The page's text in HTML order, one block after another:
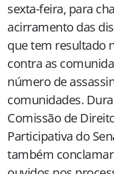
sexta-feira, para
acirramento das
que tem resultado
contra as
número de
comunidades.
Comissão de
Participativa do
também